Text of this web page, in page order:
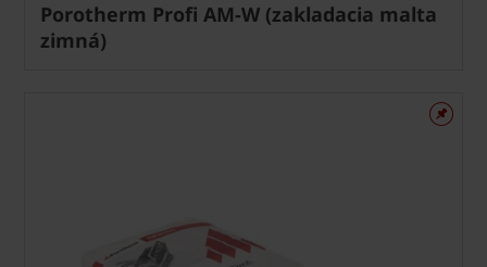
Porotherm Profi AM-W (zakladacia malta
zimná)